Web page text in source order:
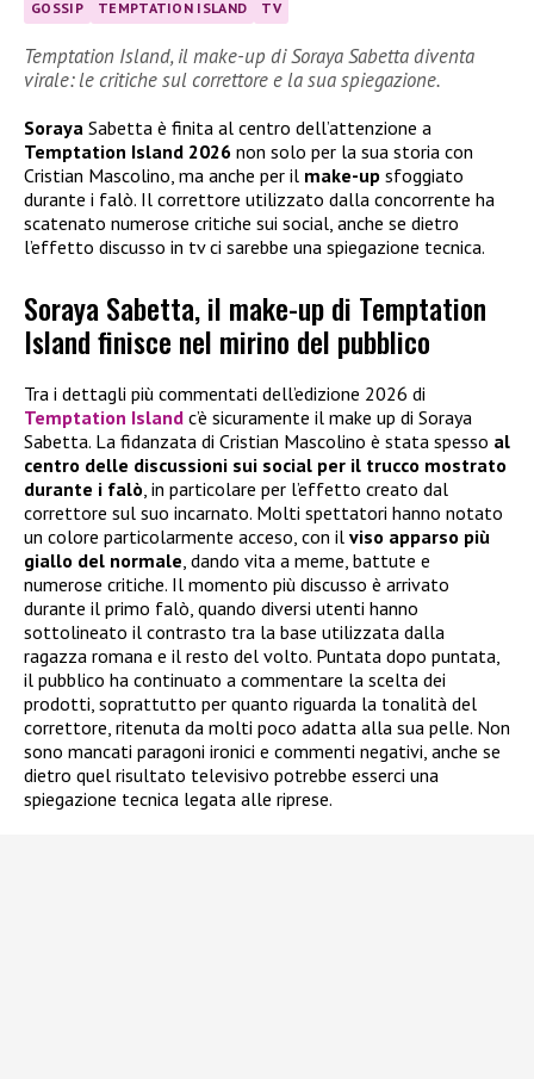
GOSSIP TEMPTATION ISLAND TV
Temptation Island, il make-up di Soraya Sabetta diventa
virale: le critiche sul correttore e la sua spiegazione.
Soraya Sabetta è finita al centro dell’attenzione a
Temptation Island 2026 non solo per la sua storia con
Cristian Mascolino, ma anche per il make-up sfoggiato
durante i falò. Il correttore utilizzato dalla concorrente ha
scatenato numerose critiche sui social, anche se dietro
l’effetto discusso in tv ci sarebbe una spiegazione tecnica.
Soraya Sabetta, il make-up di Temptation
Island finisce nel mirino del pubblico
Tra i dettagli più commentati dell’edizione 2026 di
Temptation Island c’è sicuramente il make up di Soraya
Sabetta. La fidanzata di Cristian Mascolino è stata spesso al
centro delle discussioni sui social per il trucco mostrato
durante i falò , in particolare per l’effetto creato dal
correttore sul suo incarnato. Molti spettatori hanno notato
un colore particolarmente acceso, con il viso apparso più
giallo del normale , dando vita a meme, battute e
numerose critiche. Il momento più discusso è arrivato
durante il primo falò, quando diversi utenti hanno
sottolineato il contrasto tra la base utilizzata dalla
ragazza romana e il resto del volto. Puntata dopo puntata,
il pubblico ha continuato a commentare la scelta dei
prodotti, soprattutto per quanto riguarda la tonalità del
correttore, ritenuta da molti poco adatta alla sua pelle. Non
sono mancati paragoni ironici e commenti negativi, anche se
dietro quel risultato televisivo potrebbe esserci una
spiegazione tecnica legata alle riprese.